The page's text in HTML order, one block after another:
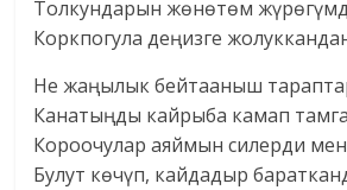
Толкундарын жөнөтөм
Коркпогула деңизге
Не жаңылык бейтааныш
Канатыңды кайрыба камап
Короочулар аяймын силерди
Булут көчүп, кайдадыр